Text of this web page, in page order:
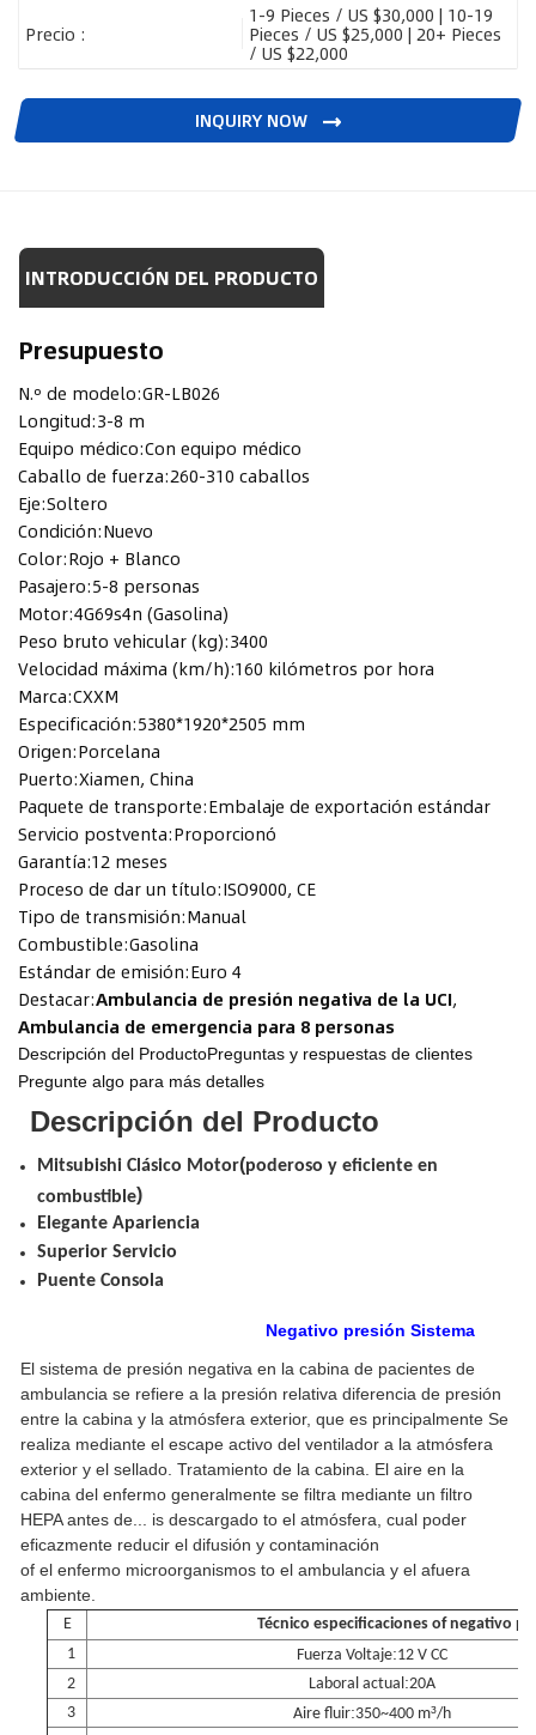
Precio :
1-9 Pieces / US $30,000 | 10-19
Pieces / US $25,000 | 20+ Pieces
/ US $22,000
INQUIRY NOW
INTRODUCCIÓN DEL PRODUCTO
Presupuesto
N.º de modelo:GR-LB026
Longitud:3-8 m
Equipo médico:Con equipo médico
Caballo de fuerza:260-310 caballos
Eje:Soltero
Condición:Nuevo
Color:Rojo + Blanco
Pasajero:5-8 personas
Motor:4G69s4n (Gasolina)
Peso bruto vehicular (kg):3400
Velocidad máxima (km/h):160 kilómetros por hora
Marca:CXXM
Especificación:5380*1920*2505 mm
Origen:Porcelana
Puerto:Xiamen, China
Paquete de transporte:Embalaje de exportación estándar
Servicio postventa:Proporcionó
Garantía:12 meses
Proceso de dar un título:ISO9000, CE
Tipo de transmisión:Manual
Combustible:Gasolina
Estándar de emisión:Euro 4
Destacar:Ambulancia de presión negativa de la UCI,
Ambulancia de emergencia para 8 personas
Descripción del ProductoPreguntas y respuestas de clientes
Pregunte algo para más detalles
Descripción del Producto
Mitsubishi Clásico Motor(poderoso y eficiente en
combustible)
Elegante Apariencia
Superior Servicio
Puente Consola
Negativo presión Sistema
El sistema de presión negativa en la cabina de pacientes de
ambulancia se refiere a la presión relativa diferencia de presión
entre la cabina y la atmósfera exterior, que es principalmente Se
realiza mediante el escape activo del ventilador a la atmósfera
exterior y el sellado. Tratamiento de la cabina. El aire en la
cabina del enfermo generalmente se filtra mediante un filtro
HEPA antes de...
is descargado to el atmósfera, cual poder
eficazmente reducir el difusión y contaminación
of el enfermo microorganismos to el ambulancia y el afuera
ambiente.
E Técnico especificaciones of negativo
1
Fuerza Voltaje:12 V CC
2
Laboral actual:20A
3
Aire fluir:350~400 m³/h